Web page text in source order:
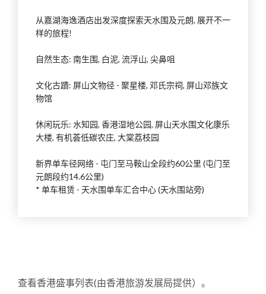
从嘉湖海逸酒店出发深度探索天水围及元朗, 展开不一
样的旅程!
自然生态: 南生围, 白泥, 流浮山, 尖鼻咀
文化古蹟: 屏山文物径 - 聚星楼, 邓氏宗祠, 屏山邓族文
物馆
休闲玩乐: 水知园, 香港湿地公园, 屏山天水围文化康乐
大楼, 有机荟低碳农庄, 大棠荔枝园
新界单车径网络 - 屯门至马鞍山全段约60公里 (屯门至
元朗段约14.6公里)
* 单车租赁 - 天水围单车汇合中心 (天水围站旁)
查看香港盛事列表(由香港旅游发展局提供）。